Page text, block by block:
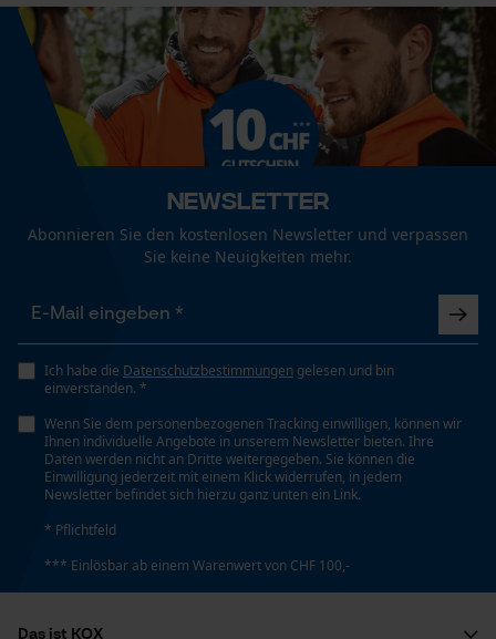
Newsletter
Abonnieren Sie den kostenlosen Newsletter und verpassen
Sie keine Neuigkeiten mehr.
Ich habe die Datenschutzbestimmungen gelesen und bin
einverstanden. *
Wenn Sie dem personenbezogenen Tracking einwilligen, können wir
Ihnen individuelle Angebote in unserem Newsletter bieten. Ihre
Daten werden nicht an Dritte weitergegeben. Sie können die
Einwilligung jederzeit mit einem Klick widerrufen, in jedem
Newsletter befindet sich hierzu ganz unten ein Link.
* Pflichtfeld
*** Einlösbar ab einem Warenwert von CHF 100,-
Das ist KOX